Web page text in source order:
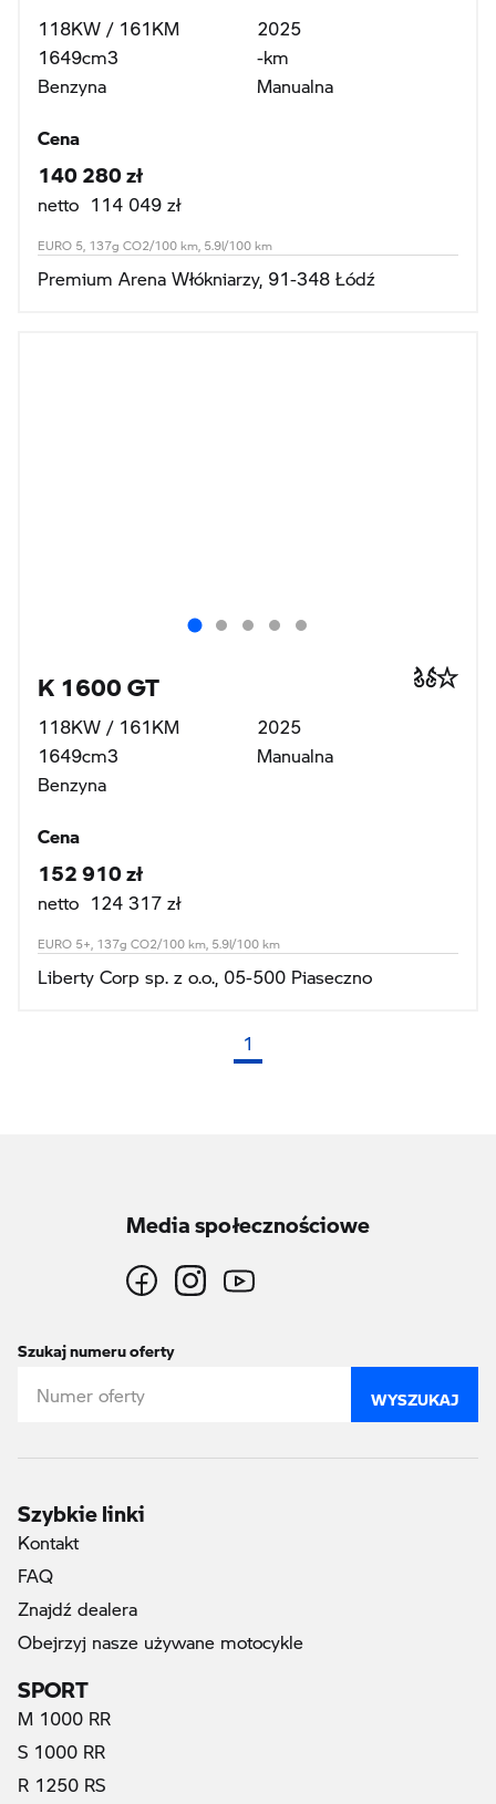
118KW / 161KM
1649cm3
Benzyna
2025
-km
Manualna
Cena
140 280 zł
netto 114 049 zł
EURO 5, 137g CO2/100 km, 5.9l/100 km
Premium Arena Włókniarzy, 91-348 Łódź
K 1600 GT
118KW / 161KM
1649cm3
Benzyna
2025
Manualna
Cena
152 910 zł
netto 124 317 zł
EURO 5+, 137g CO2/100 km, 5.9l/100 km
Liberty Corp sp. z o.o., 05-500 Piaseczno
1
Media społecznościowe
Szukaj numeru oferty
WYSZUKAJ
Szybkie linki
Kontakt
FAQ
Znajdź dealera
Obejrzyj nasze używane motocykle
SPORT
M 1000 RR
S 1000 RR
R 1250 RS